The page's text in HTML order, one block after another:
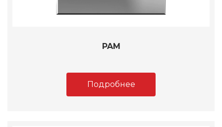
PAM
Подробнее